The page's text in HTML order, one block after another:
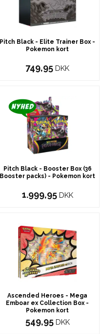
Pitch Black - Elite Trainer Box -
Pokemon kort
749,95 DKK
Pitch Black - Booster Box (36
Booster packs) - Pokemon kort
1.999,95 DKK
Ascended Heroes - Mega
Emboar ex Collection Box -
Pokemon kort
549,95 DKK